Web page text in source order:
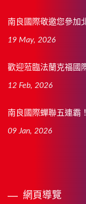
南良國際敬邀您參加
19 May, 2026
歡迎蒞臨法蘭克福國
12 Feb, 2026
南良國際蟬聯五連霸
09 Jan, 2026
網頁導覽